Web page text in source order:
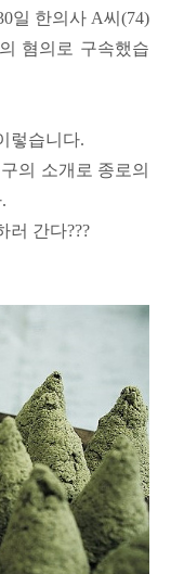
일 한의사 A씨(74)
혐의로 구속했습
렇습니다.
의 소개로 종로의
러 간다???